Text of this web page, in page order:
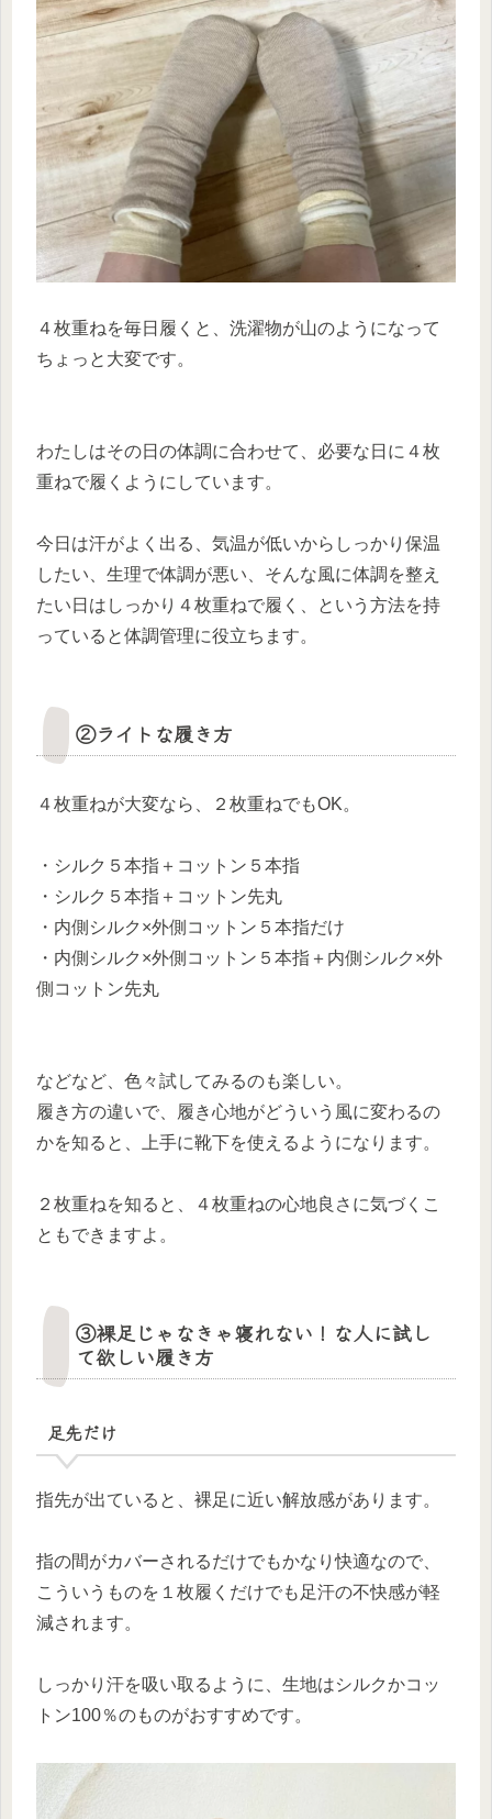
４枚重ねを毎日履くと、洗濯物が山のようになって
ちょっと大変です。
わたしはその日の体調に合わせて、必要な日に４枚
重ねで履くようにしています。
今日は汗がよく出る、気温が低いからしっかり保温
したい、生理で体調が悪い、そんな風に体調を整え
たい日はしっかり４枚重ねで履く、という方法を持
っていると体調管理に役立ちます。
②ライトな履き方
４枚重ねが大変なら、２枚重ねでもOK。
・シルク５本指＋コットン５本指
・シルク５本指＋コットン先丸
・内側シルク×外側コットン５本指だけ
・内側シルク×外側コットン５本指＋内側シルク×外
側コットン先丸
などなど、色々試してみるのも楽しい。
履き方の違いで、履き心地がどういう風に変わるの
かを知ると、上手に靴下を使えるようになります。
２枚重ねを知ると、４枚重ねの心地良さに気づくこ
ともできますよ。
③裸足じゃなきゃ寝れない！な人に試し
て欲しい履き方
足先だけ
指先が出ていると、裸足に近い解放感があります。
指の間がカバーされるだけでもかなり快適なので、
こういうものを１枚履くだけでも足汗の不快感が軽
減されます。
しっかり汗を吸い取るように、生地はシルクかコッ
トン100％のものがおすすめです。